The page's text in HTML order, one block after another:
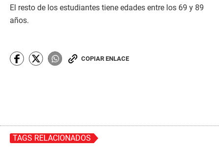
El resto de los estudiantes tiene edades entre los 69 y 89
años.
COPIAR ENLACE
TAGS RELACIONADOS